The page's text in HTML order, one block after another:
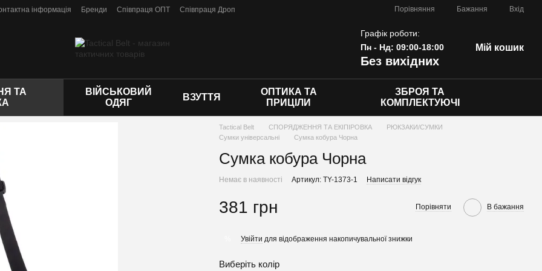
інформація Бренди Співпраця ОПТ
Співпраця Дроп
Порівняння Бажання Вхід
Графік роботи:
Пн - Нд: 09:00-18:00
Без вихідних
Мій кошик
ТА
ВІЙСЬКОВИЙ
ОДЯГ
ВЗУТТЯ
ОПТИКА ТА
ПРИЦІЛИ
ЗБРОЯ ТА
КОМПЛЕКТУЮЧІ
Tactical Belt СПОРЯДЖЕННЯ ТА ЕКІПІРОВКА
РЮКЗАКИ/СУМКИ
Сумки універсальні
Сумка кобура Чорна
Сумка кобура Чорна
Немає в наявності Артикул: TY-1373-1 Написати відгук
381 грн Порівняти В бажання
Увійти для відображення накопичувальної знижки
Виберіть колір